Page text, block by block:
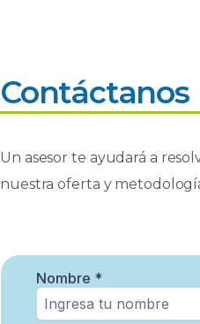
Contáctanos
Un asesor te ayudará a
nuestra oferta y